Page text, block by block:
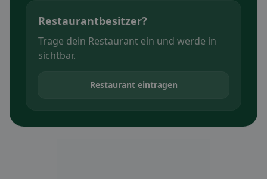
Restaurantbesitzer?
Trage dein Restaurant ein und werde in
sichtbar.
Restaurant eintragen